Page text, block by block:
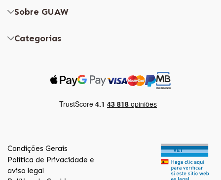
Sobre GUAW
Categorias
Condições Gerais
Política de Privacidade e
aviso legal